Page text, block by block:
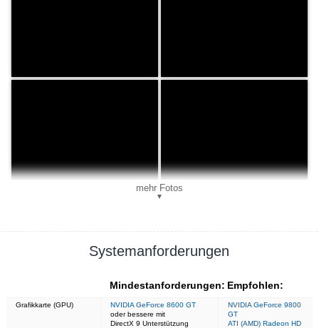
mehr Fotos
▼
Systemanforderungen
Mindestanforderungen: Empfohlen:
Grafikkarte (GPU)
NVIDIA GeForce 8600 GT
oder bessere mit
DirectX 9 Unterstützung
NVIDIA GeForce 9800
GT
ATI (AMD) Radeon HD